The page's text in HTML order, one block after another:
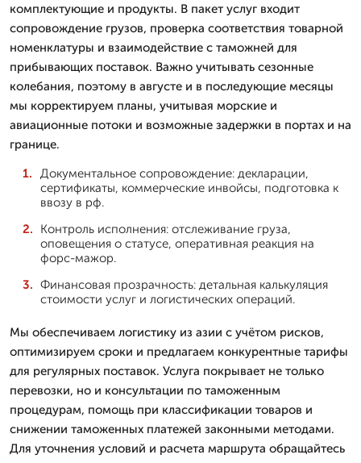
комплектующие и продукты. В пакет услуг входит
сопровождение грузов, проверка соответствия товарной
номенклатуры и взаимодействие с таможней для
прибывающих поставок. Важно учитывать сезонные
колебания, поэтому в августе и в последующие месяцы
мы корректируем планы, учитывая морские и
авиационные потоки и возможные задержки в портах и на
границе.
Документальное сопровождение: декларации,
сертификаты, коммерческие инвойсы, подготовка к
ввозу в рф.
Контроль исполнения: отслеживание груза,
оповещения о статусе, оперативная реакция на
форс-мажор.
Финансовая прозрачность: детальная калькуляция
стоимости услуг и логистических операций.
Мы обеспечиваем логистику из азии с учётом рисков,
оптимизируем сроки и предлагаем конкурентные тарифы
для регулярных поставок. Услуга покрывает не только
перевозки, но и консультации по таможенным
процедурам, помощь при классификации товаров и
снижении таможенных платежей законными методами.
Для уточнения условий и расчета маршрута обращайтесь